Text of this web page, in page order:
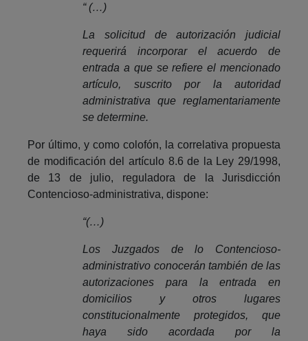
“ (…)
La solicitud de autorización judicial
requerirá incorporar el acuerdo de
entrada a que se refiere el mencionado
artículo, suscrito por la autoridad
administrativa que reglamentariamente
se determine.
Por último, y como colofón, la correlativa propuesta
de modificación del artículo 8.6 de la Ley 29/1998,
de 13 de julio, reguladora de la Jurisdicción
Contencioso-administrativa, dispone:
“(…)
Los Juzgados de lo Contencioso-
administrativo conocerán también de las
autorizaciones para la entrada en
domicilios y otros lugares
constitucionalmente protegidos, que
haya sido acordada por la